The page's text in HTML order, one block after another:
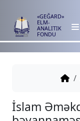
«GEĞARD»
ELM-
ANALITIK
FONDU